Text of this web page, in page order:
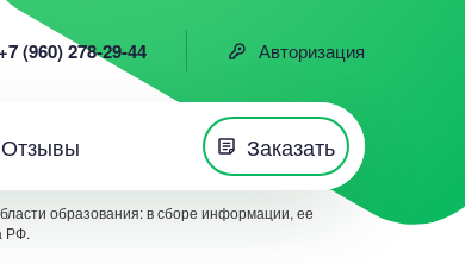
(960) 278-29-44 Авторизация
Отзывы Заказать
образования: в сборе информации, ее
РФ.